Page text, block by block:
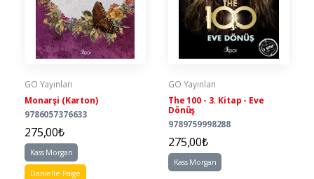
GO Yayınları
Monarşi (Karton)
9786057376633
275,00₺
Kass Morgan
Danielle Paige
GO Yayınları
The 100 - 3. Kitap - Eve
Dönüş
9789759998288
275,00₺
Kass Morgan